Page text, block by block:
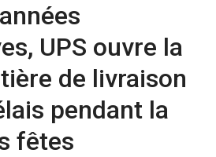
UPS ouvre la
de livraison
pendant la
fêtes